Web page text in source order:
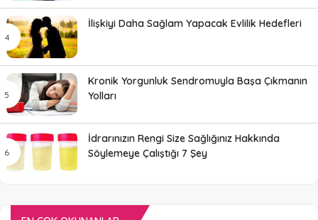
İlişkiyi Daha Sağlam Yapacak Evlilik Hedefleri
Kronik Yorgunluk Sendromuyla Başa Çıkmanın
Yolları
İdrarınızın Rengi Size Sağlığınız Hakkında
Söylemeye Çalıştığı 7 Şey